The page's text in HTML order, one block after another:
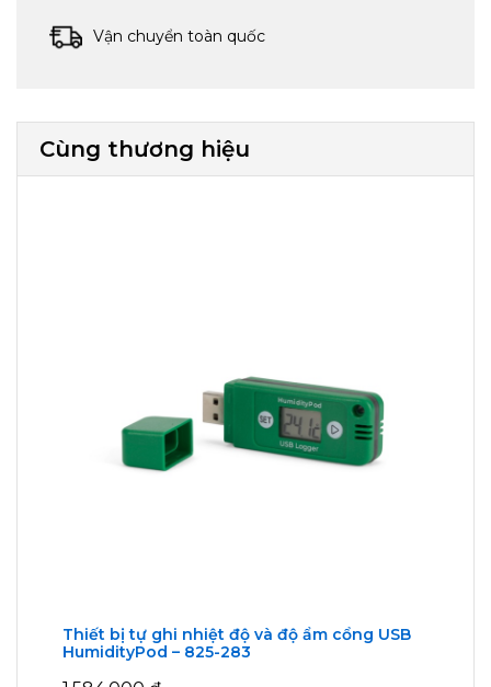
Vận chuyển toàn quốc
Cùng thương hiệu
Thiết bị tự ghi nhiệt độ và độ ẩm cổng USB
HumidityPod – 825-283